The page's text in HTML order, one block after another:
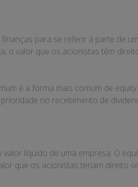
para se referir à parte de
o valor que os acionistas têm
é a forma mais comum de
no recebimento de
líquido de uma empresa. O
que os acionistas teriam direito